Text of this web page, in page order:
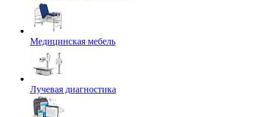
Медицинская мебель
Лучевая диагностика